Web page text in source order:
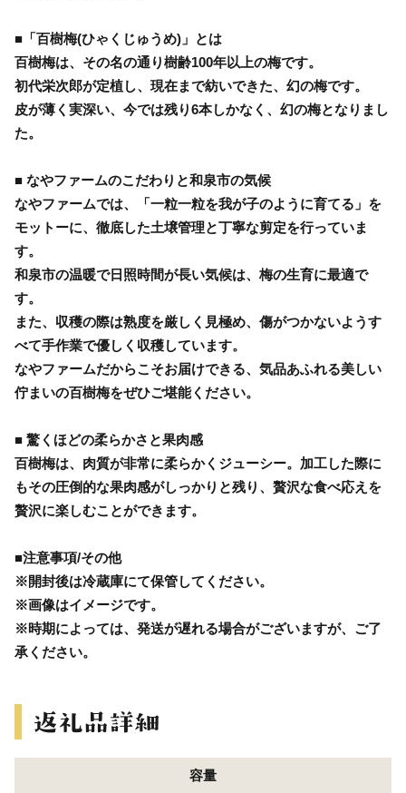
■「百樹梅(ひゃくじゅうめ)」とは
百樹梅は、その名の通り樹齢100年以上の梅です。
初代栄次郎が定植し、現在まで紡いできた、幻の梅です。
皮が薄く実深い、今では残り6本しかなく、幻の梅となりまし
た。
■ なやファームのこだわりと和泉市の気候
なやファームでは、「一粒一粒を我が子のように育てる」を
モットーに、徹底した土壌管理と丁寧な剪定を行っていま
す。
和泉市の温暖で日照時間が長い気候は、梅の生育に最適で
す。
また、収穫の際は熟度を厳しく見極め、傷がつかないようす
べて手作業で優しく収穫しています。
なやファームだからこそお届けできる、気品あふれる美しい
佇まいの百樹梅をぜひご堪能ください。
■ 驚くほどの柔らかさと果肉感
百樹梅は、肉質が非常に柔らかくジューシー。加工した際に
もその圧倒的な果肉感がしっかりと残り、贅沢な食べ応えを
贅沢に楽しむことができます。
■注意事項/その他
※開封後は冷蔵庫にて保管してください。
※画像はイメージです。
※時期によっては、発送が遅れる場合がございますが、ご了
承ください。
容量